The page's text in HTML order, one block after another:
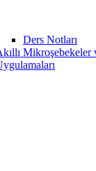
Ders Notları